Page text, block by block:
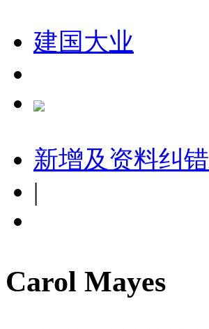
建国大业
新增及资料纠错
|
Carol Mayes